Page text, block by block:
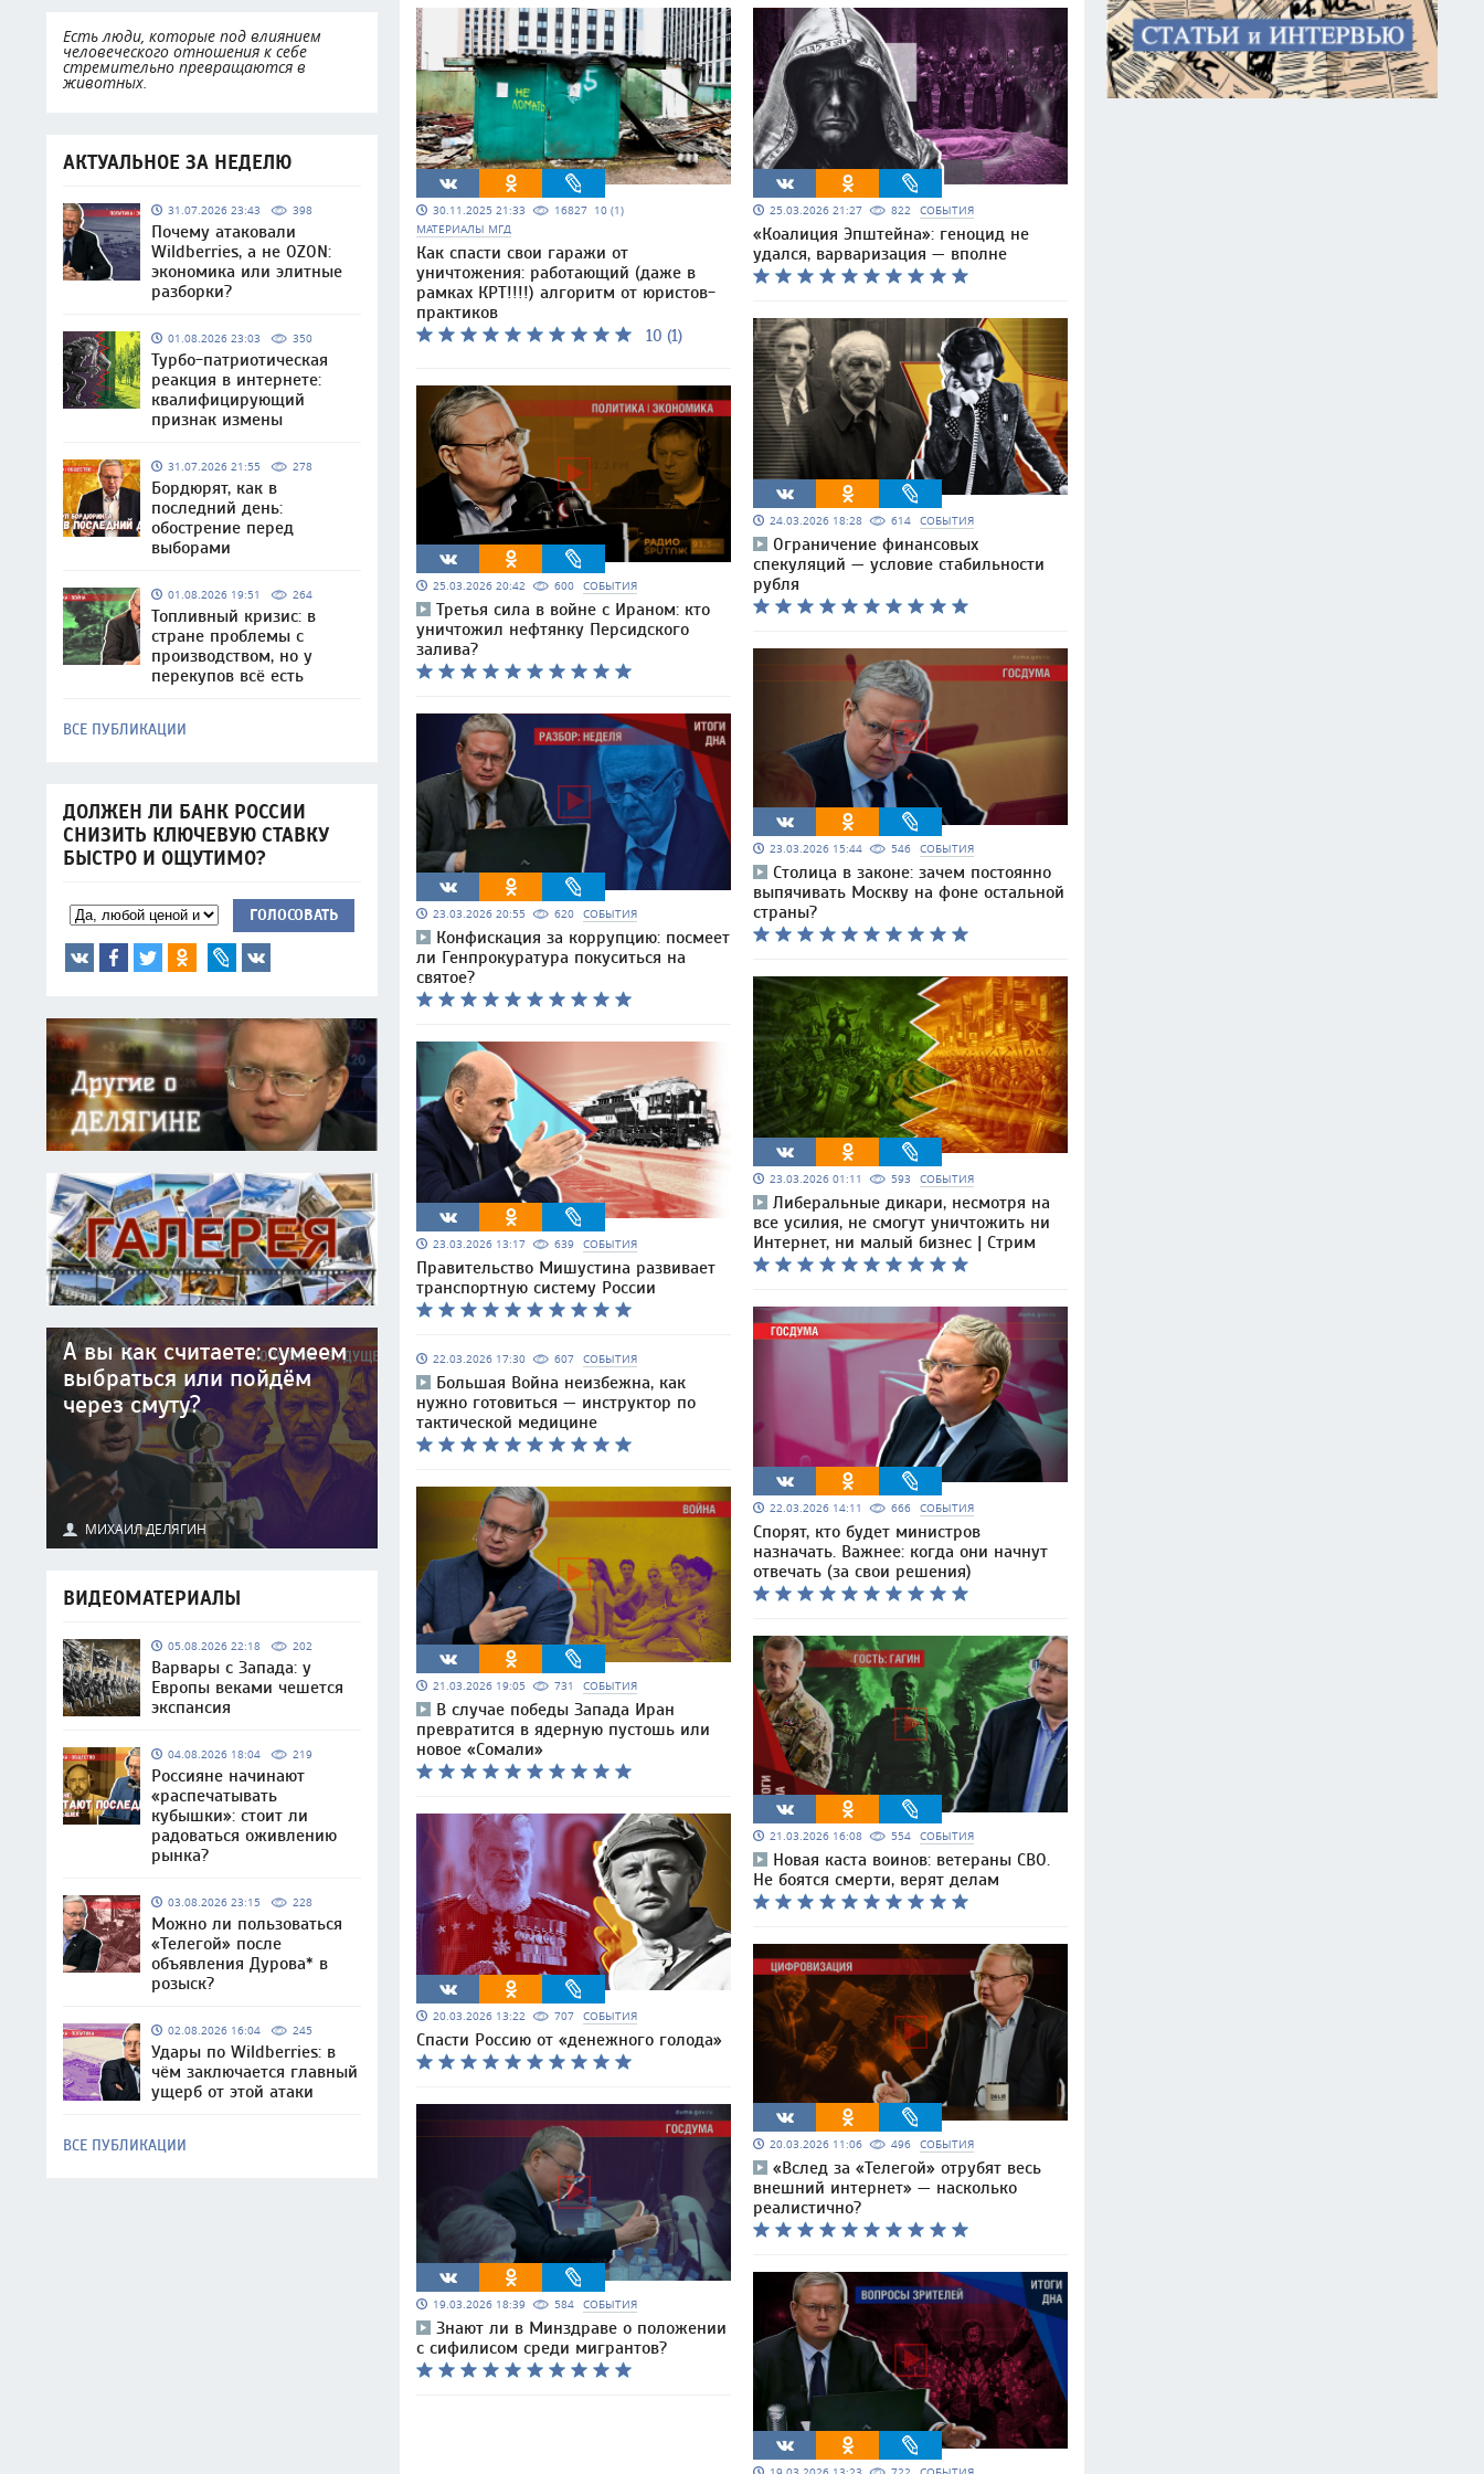
Есть люди, которые под влиянием
человеческого отношения к себе
стремительно превращаются в
животных.
АКТУАЛЬНОЕ ЗА НЕДЕЛЮ
31.07.2026 23:43 398
Почему атаковали
Wildberries, а не OZON:
экономика или элитные
разборки?
01.08.2026 23:03 350
Турбо-патриотическая
реакция в интернете:
квалифицирующий
признак измены
31.07.2026 21:55 278
Бордюрят, как в
последний день:
обострение перед
выборами
01.08.2026 19:51 264
Топливный кризис: в
стране проблемы с
производством, но у
перекупов всё есть
ВСЕ ПУБЛИКАЦИИ
ДОЛЖЕН ЛИ БАНК РОССИИ
СНИЗИТЬ КЛЮЧЕВУЮ СТАВКУ
БЫСТРО И ОЩУТИМО?
ГОЛОСОВАТЬ
А вы как считаете: сумеем
выбраться или пойдём
через смуту?
МИХАИЛ ДЕЛЯГИН
ВИДЕОМАТЕРИАЛЫ
05.08.2026 22:18 202
Варвары с Запада: у
Европы веками чешется
экспансия
04.08.2026 18:04 219
Россияне начинают
«распечатывать
кубышки»: стоит ли
радоваться оживлению
рынка?
03.08.2026 23:15 228
Можно ли пользоваться
«Телегой» после
объявления Дурова* в
розыск?
02.08.2026 16:04 245
Удары по Wildberries: в
чём заключается главный
ущерб от этой атаки
ВСЕ ПУБЛИКАЦИИ
30.11.2025 21:33 16827 10 (1)
МАТЕРИАЛЫ МГД
Как спасти свои гаражи от
уничтожения: работающий (даже в
рамках КРТ!!!!) алгоритм от юристов-
практиков
10 (1)
25.03.2026 20:42 600 СОБЫТИЯ
Третья сила в войне с Ираном: кто
уничтожил нефтянку Персидского
залива?
23.03.2026 20:55 620 СОБЫТИЯ
Конфискация за коррупцию: посмеет
ли Генпрокуратура покуситься на
святое?
23.03.2026 13:17 639 СОБЫТИЯ
Правительство Мишустина развивает
транспортную систему России
22.03.2026 17:30 607 СОБЫТИЯ
Большая Война неизбежна, как
нужно готовиться — инструктор по
тактической медицине
21.03.2026 19:05 731 СОБЫТИЯ
В случае победы Запада Иран
превратится в ядерную пустошь или
новое «Сомали»
20.03.2026 13:22 707 СОБЫТИЯ
Спасти Россию от «денежного голода»
19.03.2026 18:39 584 СОБЫТИЯ
Знают ли в Минздраве о положении
с сифилисом среди мигрантов?
25.03.2026 21:27 822 СОБЫТИЯ
«Коалиция Эпштейна»: геноцид не
удался, варваризация — вполне
24.03.2026 18:28 614 СОБЫТИЯ
Ограничение финансовых
спекуляций — условие стабильности
рубля
23.03.2026 15:44 546 СОБЫТИЯ
Столица в законе: зачем постоянно
выпячивать Москву на фоне остальной
страны?
23.03.2026 01:11 593 СОБЫТИЯ
Либеральные дикари, несмотря на
все усилия, не смогут уничтожить ни
Интернет, ни малый бизнес | Стрим
22.03.2026 14:11 666 СОБЫТИЯ
Спорят, кто будет министров
назначать. Важнее: когда они начнут
отвечать (за свои решения)
21.03.2026 16:08 554 СОБЫТИЯ
Новая каста воинов: ветераны СВО.
Не боятся смерти, верят делам
20.03.2026 11:06 496 СОБЫТИЯ
«Вслед за «Телегой» отрубят весь
внешний интернет» — насколько
реалистично?